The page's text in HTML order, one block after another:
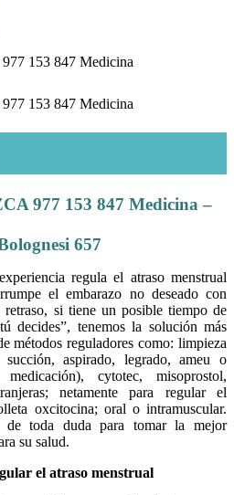
977 153 847 Medicina –
657
regula el atraso menstrual
el embarazo no deseado con
si tiene un posible tiempo de
decides”, tenemos la solución más
métodos reguladores como: limpieza
aspirado, legrado, ameu o
cytotec, misoprostol,
netamente para regular el
oxcitocina; oral o intramuscular.
de toda duda para tomar la mejor
su salud.
el atraso menstrual